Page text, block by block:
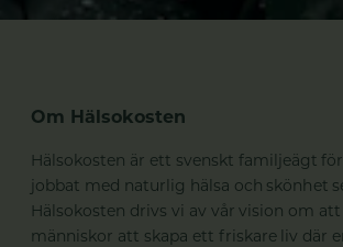
Om Hälsokosten
Hälsokosten är ett svenskt familjeägt
jobbat med naturlig hälsa och skönhet
Hälsokosten drivs vi av vår vision om
människor att skapa ett friskare liv där